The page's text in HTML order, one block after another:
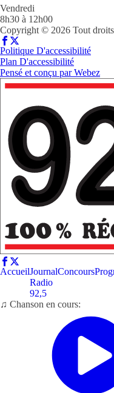
Vendredi
8h30 à 12h00
Copyright © 2026 Tout droits
Politique D'accessibilité
Plan D'accessibilité
Pensé et conçu parWebez
AccueilJournal
Radio
92,5
Concours
♫ Chanson en cours: